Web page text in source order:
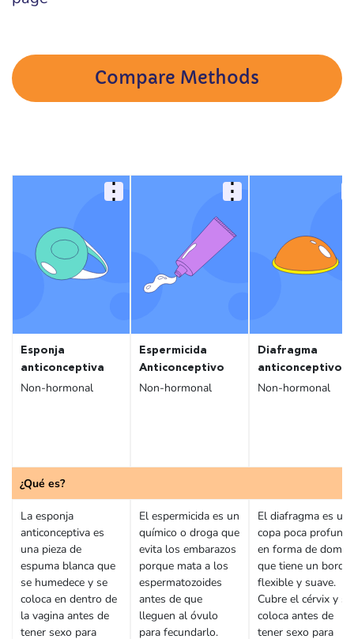
Compare Methods
Esponja
anticonceptiva
Non-hormonal
¿Qué es?
La esponja
anticonceptiva es
una pieza de
espuma blanca que
se humedece y se
coloca en dentro de
la vagina antes de
tener sexo para
Espermicida
Anticonceptivo
Non-hormonal
El espermicida es un
químico o droga que
evita los embarazos
porque mata a los
espermatozoides
antes de que
lleguen al óvulo
para fecundarlo.
Diafragma
anticonceptivo
Non-hormonal
El diafragma es una
copa poca profunda
en forma de domo
que tiene un borde
flexible y suave.
Cubre el cérvix y se
coloca antes de
tener sexo para